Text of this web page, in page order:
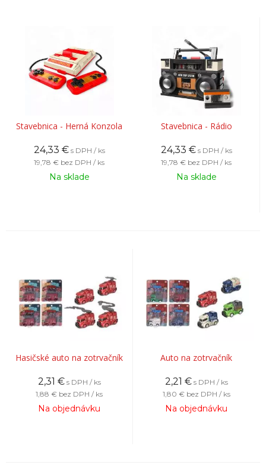
Stavebnica - Herná Konzola
24,33 € s DPH / ks
19,78 € bez DPH / ks
Na sklade
Stavebnica - Rádio
24,33 € s DPH / ks
19,78 € bez DPH / ks
Na sklade
Hasičské auto na zotrvačník
2,31 € s DPH / ks
1,88 € bez DPH / ks
Na objednávku
Auto na zotrvačník
2,21 € s DPH / ks
1,80 € bez DPH / ks
Na objednávku